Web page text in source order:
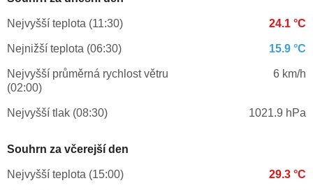
Nejvyšší teplota (11:30) 24.1 °C
Nejnižší teplota (06:30) 15.9 °C
Nejvyšší průměrná rychlost větru
(02:00)
6 km/h
Nejvyšší tlak (08:30) 1021.9 hPa
Souhrn za včerejší den
Nejvyšší teplota (15:00) 29.3 °C